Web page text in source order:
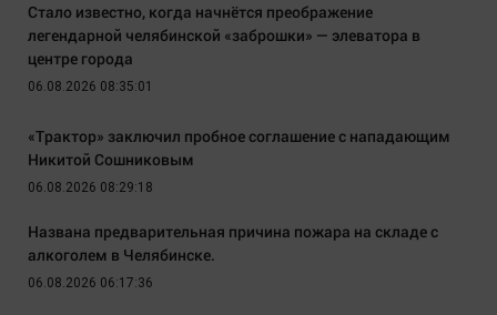
Стало известно, когда начнётся преображение
легендарной челябинской «заброшки» — элеватора в
центре города
06.08.2026 08:35:01
«Трактор» заключил пробное соглашение с нападающим
Никитой Сошниковым
06.08.2026 08:29:18
Названа предварительная причина пожара на складе с
алкоголем в Челябинске.
06.08.2026 06:17:36